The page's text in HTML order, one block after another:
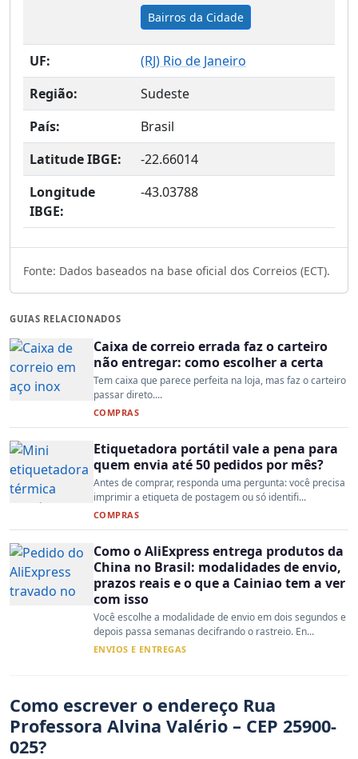
Bairros da Cidade
UF: (RJ) Rio de Janeiro
Região:
Sudeste
País:
Brasil
Latitude IBGE:
-22.66014
Longitude
IBGE:
-43.03788
Fonte: Dados baseados na base oficial dos Correios (ECT).
GUIAS RELACIONADOS
Caixa de correio errada faz o carteiro
não entregar: como escolher a certa
Tem caixa que parece perfeita na loja, mas faz o carteiro
passar direto....
COMPRAS
Etiquetadora portátil vale a pena para
quem envia até 50 pedidos por mês?
Antes de comprar, responda uma pergunta: você precisa
imprimir a etiqueta de postagem ou só identifi...
COMPRAS
Como o AliExpress entrega produtos da
China no Brasil: modalidades de envio,
prazos reais e o que a Cainiao tem a ver
com isso
Você escolhe a modalidade de envio em dois segundos e
depois passa semanas decifrando o rastreio. En...
ENVIOS E ENTREGAS
Como escrever o endereço Rua
Professora Alvina Valério – CEP 25900-
025?